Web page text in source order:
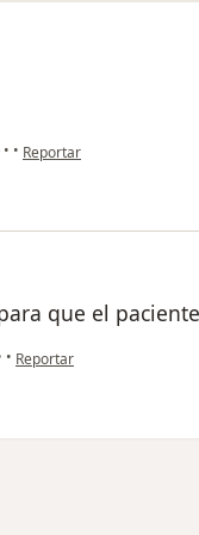
• • en opinión del usuario
Reportar
que el
• en opinión del usuario
Reportar